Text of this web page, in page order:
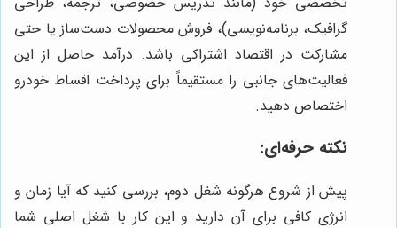
گرافیک، برنامه‌نویسی)، فروش محصولات دست‌ساز یا حتی
مشارکت در اقتصاد اشتراکی باشد. درآمد حاصل از این
فعالیت‌های جانبی را مستقیماً برای پرداخت اقساط خودرو
اختصاص دهید.
نکته حرفه‌ای:
پیش از شروع هرگونه شغل دوم، بررسی کنید که آیا زمان و
انرژی کافی برای آن دارید و این کار با شغل اصلی شما